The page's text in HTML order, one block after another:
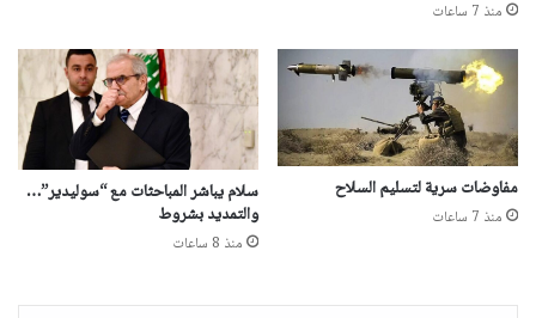
منذ 7 ساعات
مفاوضات سرية لتسليم السلاح
منذ 7 ساعات
سلام يباشر المباحثات مع “سوليدير”…
والتمديد بشروط
منذ 8 ساعات